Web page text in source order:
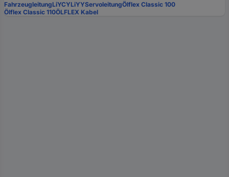
FahrzeugleitungLiYCYLiYYServoleitungÖlflex Classic 100
Ölflex Classic 110ÖLFLEX Kabel